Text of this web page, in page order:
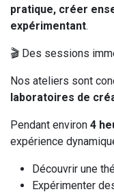
pratique, créer
expérimentant.
🎬 Des sessions
Nos ateliers sont
laboratoires de
Pendant environ 4
expérience
Découvrir une
Expérimenter